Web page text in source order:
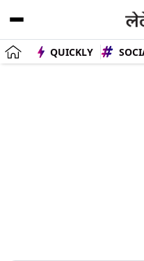
QUICKLY